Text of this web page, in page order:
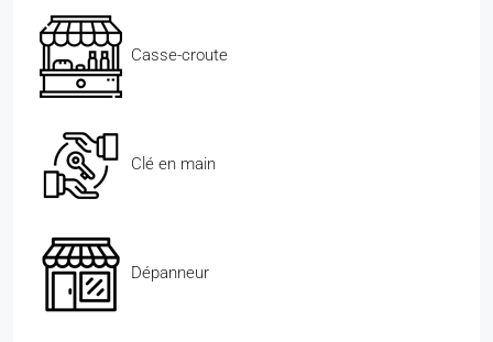
Casse-croute
Clé en main
Dépanneur